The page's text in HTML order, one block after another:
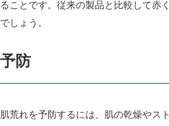
ることです。従来の製品と比較して赤
でしょう。
予防
肌荒れを予防するには、肌の乾燥やス